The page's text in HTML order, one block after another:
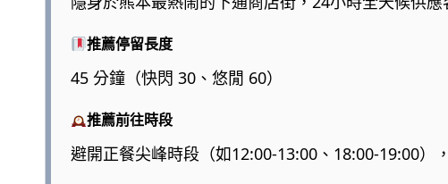
推薦停留長度
45 分鐘（快閃 30、悠閒 60）
推薦前往時段
避開正餐尖峰時段（如12:00-13:00、18:00-19:00）